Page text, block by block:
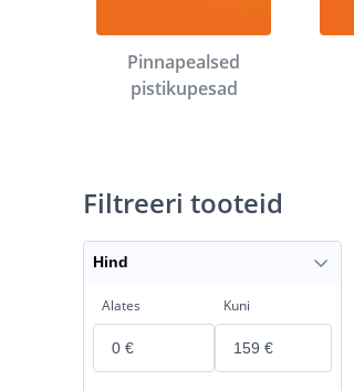
Pinnapealsed
pistikupesad
Filtreeri tooteid
Hind
Alates Kuni